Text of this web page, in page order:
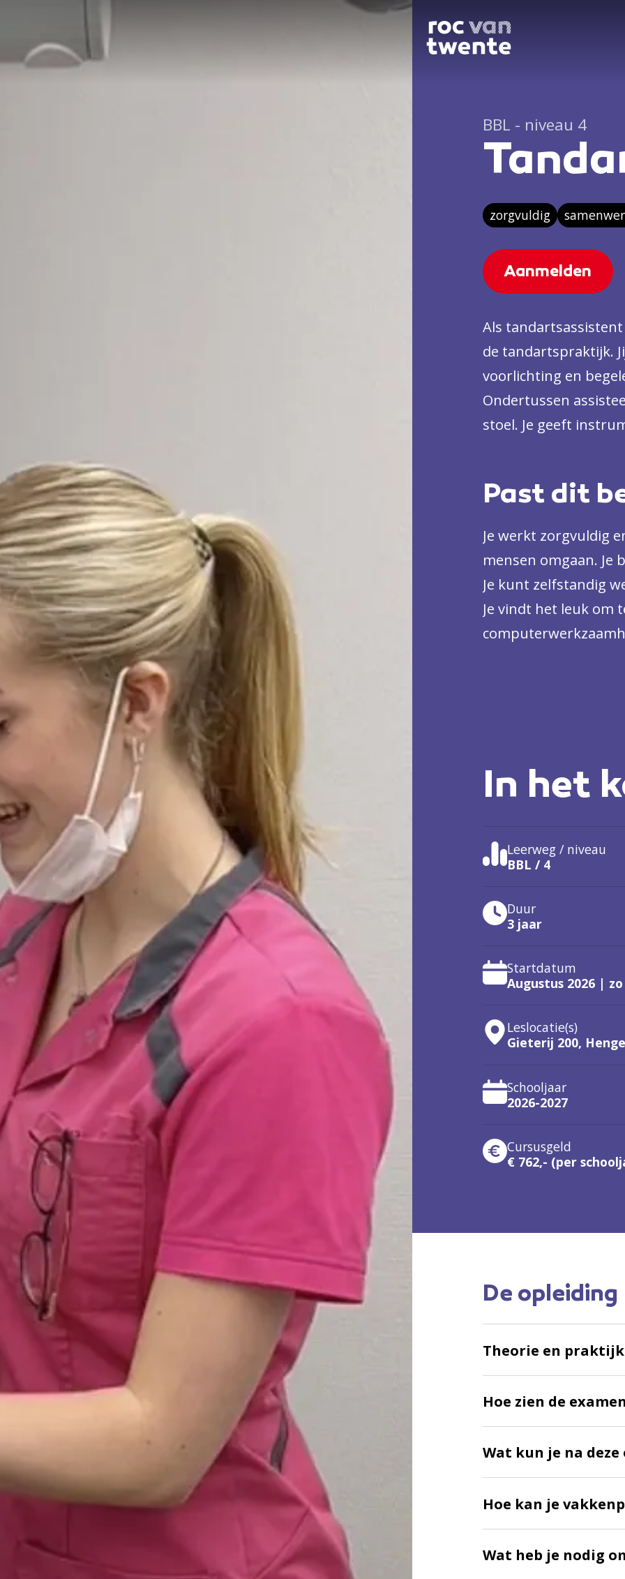
Ga direct naar:
In het kort
De opleiding
BBL - niveau 4
zorgvuldig
Aanmelden
Als
de tandartspraktijk.
voorlichting en
Ondertussen
stoel. Je geeft
jij de voorraad en
patiënten met een
Past dit
Je werkt zorgvuldig
mensen omgaan. Je
Je kunt zelfstandig
Je vindt het leuk om
In het
Leerweg / niveau
BBL / 4
Duur
3 jaar
Startdatum
Augustus 2026 |
Leslocatie(s)
Gieterij 200,
Schooljaar
2026-2027
Cursusgeld
€ 762,- (per
De opleiding
Theorie en praktijk
Hoe zien de
Wat kun je na
Hoe kan je
Wat heb je nodig